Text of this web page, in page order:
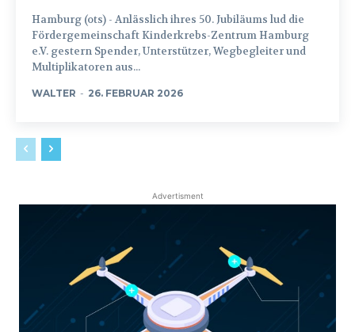
Hamburg (ots) - Anlässlich ihres 50. Jubiläums lud die
Fördergemeinschaft Kinderkrebs-Zentrum Hamburg
e.V. gestern Spender, Unterstützer, Wegbegleiter und
Multiplikatoren aus...
WALTER - 26. FEBRUAR 2026
Advertisment